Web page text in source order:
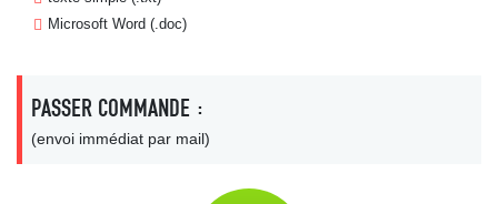
Microsoft Word (.doc)
PASSER COMMANDE :
(envoi immédiat par mail)